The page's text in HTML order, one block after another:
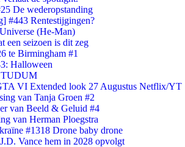
De wederopstanding
#443 Rentestijgingen?
(He-Man)
een seizoen is dit zeg
te Birmingham #1
Halloween
TUDUM
VI Extended look 27 Augustus Netflix/YT
van Tanja Groen #2
van Beeld & Geluid #4
van Herman Ploegstra
#1318 Drone baby drone
Vance hem in 2028 opvolgt